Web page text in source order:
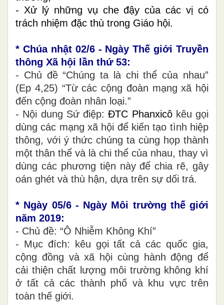
- Xử lý những vụ che đậy của các vị có
trách nhiệm đặc thù trong Giáo hội.
* Chúa nhật 02/6 - Ngày Thế giới Truyền
thông Xã hội lần thứ 53:
- Chủ đề “Chúng ta là chi thể của nhau”
(Ep 4,25) “Từ các cộng đoàn mạng xã hội
đến cộng đoàn nhân loại.”
- Nội dung Sứ điệp:ĐTC Phanxicô kêu gọi
dùng các mạng xã hội để kiến tạo tình hiệp
thông, với ý thức chúng ta cùng họp thành
một thân thể và là chi thể của nhau, thay vì
dùng các phương tiện này để chia rẽ, gây
oán ghét và thù hận, dựa trên sự dối trá.
​* Ngày 05/6 - Ngày Môi trường thế giới
năm 2019:
- Chủ đề: “Ô Nhiễm Không Khí”
- Mục đích: kêu gọi tất cả các quốc gia,
cộng đồng và xã hội cùng hành động để
cải thiện chất lượng môi trường không khí
ở tất cả các thành phố và khu vực trên
toàn thế giới.​